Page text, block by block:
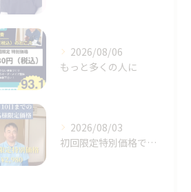
2026/08/06
もっと多くの人に
2026/08/03
初回限定特別価格です！